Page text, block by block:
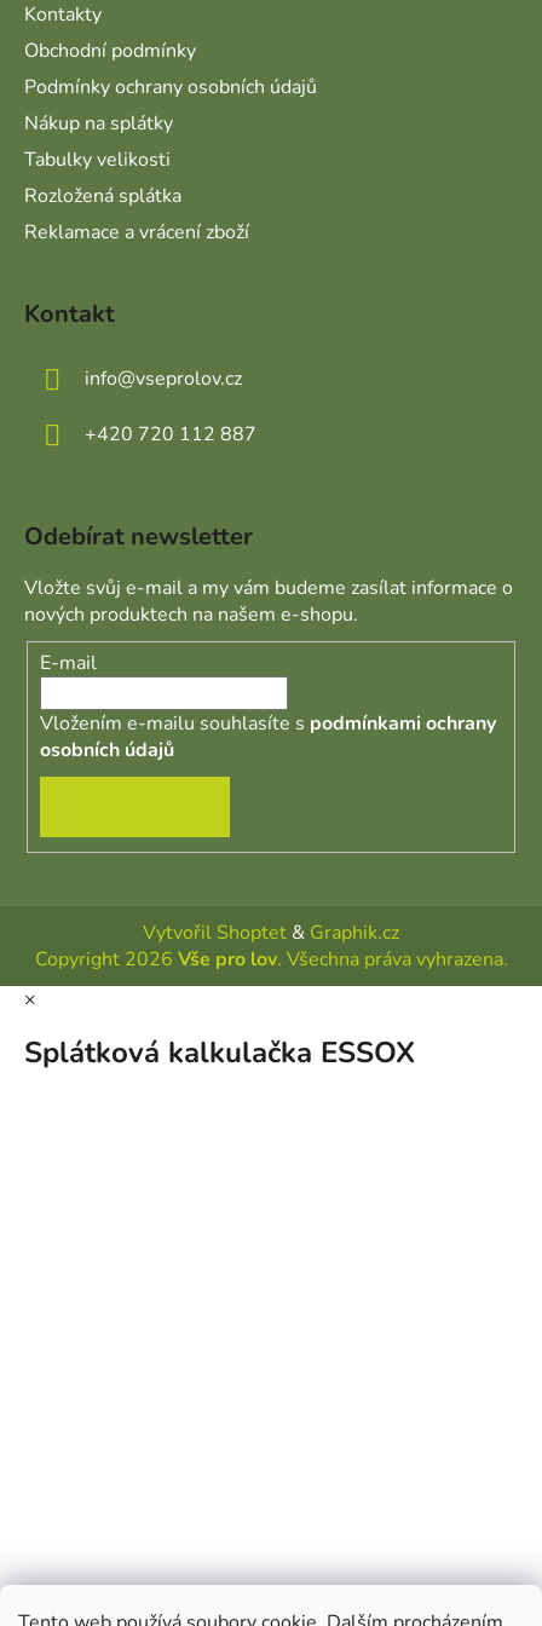
Kontakty
Obchodní podmínky
Podmínky ochrany osobních údajů
Nákup na splátky
Tabulky velikosti
Rozložená splátka
Reklamace a vrácení zboží
Kontakt
info@vseprolov.cz
+420 720 112 887
Odebírat newsletter
Vložte svůj e-mail a my vám budeme zasílat informace o
nových produktech na našem e-shopu.
E-mail
Vložením e-mailu souhlasíte s podmínkami ochrany
osobních údajů
Vytvořil Shoptet & Graphik.cz
Copyright 2026 Vše pro lov. Všechna práva vyhrazena.
×
Splátková kalkulačka ESSOX